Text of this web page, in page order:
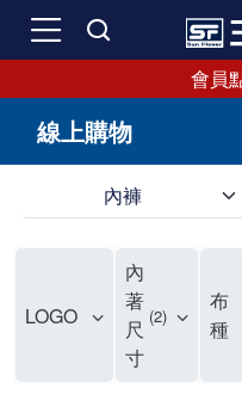
會員
線上購物
內褲
LOGO
內
著
尺
寸
2
布
種